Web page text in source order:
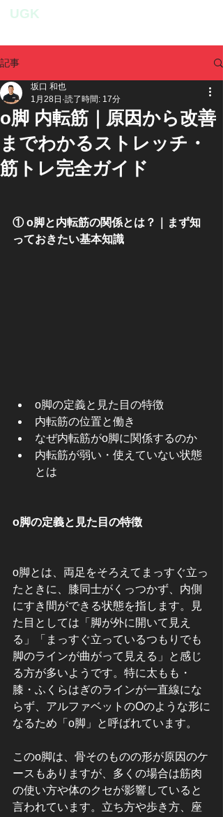
UGK
記事
o脚 内転筋｜原因から改善
までわかるストレッチ・
筋トレ完全ガイド
坂口 和也
1月28日 読了時間: 17分
① o脚と内転筋の関係とは？｜まず知
っておきたい基本知識
o脚の定義と見た目の特徴
内転筋の位置と働き
なぜ内転筋がo脚に関係するのか
内転筋が弱い・使えていない状態
とは
o脚の定義と見た目の特徴
o脚とは、両足をそろえてまっすぐ立っ
たときに、膝同士がくっつかず、内側
にすき間ができる状態を指します。見
た目としては「脚が外に開いて見え
る」「まっすぐ立っているつもりでも
脚のラインが曲がって見える」と感じ
る方が多いようです。特に太もも・
膝・ふくらはぎのラインが一直線にな
らず、アルファベットのOのような形に
なるため「o脚」と呼ばれています。
このo脚は、骨そのものの形が原因のケ
ースもありますが、多くの場合は筋肉
の使い方や体のクセが影響していると
言われています。立ち方や歩き方、座